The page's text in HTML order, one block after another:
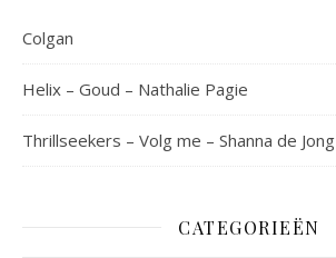
Colgan
Helix – Goud – Nathalie Pagie
Thrillseekers – Volg me – Shanna de Jong
CATEGORIEËN